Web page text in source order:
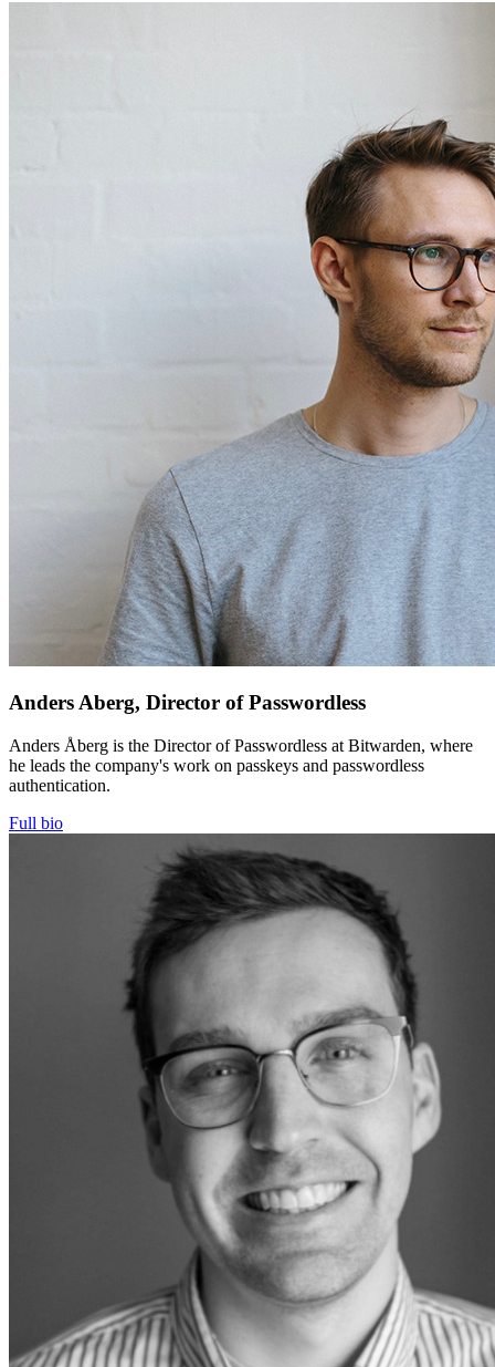
Anders Aberg, Director of Passwordless
Anders Åberg is the Director of Passwordless at Bitwarden, where
he leads the company's work on passkeys and passwordless
authentication.
Full bio